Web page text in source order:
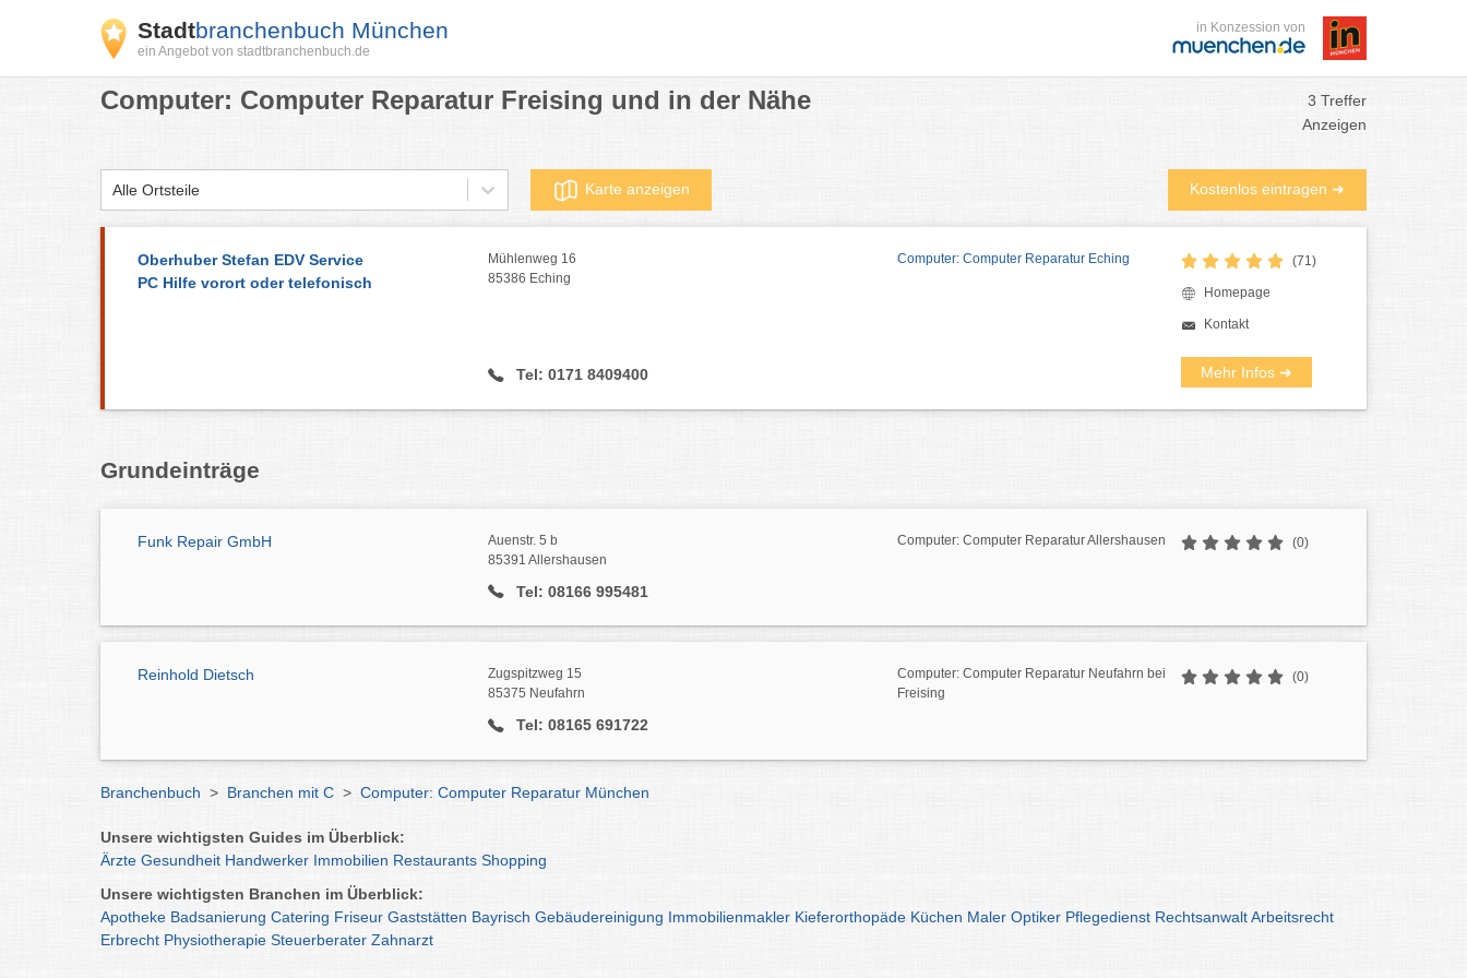
Stadtbranchenbuch München
ein Angebot von stadtbranchenbuch.de
in Konzession von
Computer: Computer Reparatur Freising und in der Nähe
3 Treffer
Anzeigen
Alle Ortsteile Karte anzeigen Kostenlos eintragen ➜
Oberhuber Stefan EDV Service
PC Hilfe vorort oder telefonisch
Mühlenweg 16
85386 Eching
Tel: 0171 8409400
Computer: Computer Reparatur Eching (71)
Homepage
Kontakt
Mehr Infos ➜
Grundeinträge
Funk Repair GmbH
Auenstr. 5 b
85391 Allershausen
Tel: 08166 995481
Computer: Computer Reparatur Allershausen (0)
Reinhold Dietsch
Zugspitzweg 15
85375 Neufahrn
Tel: 08165 691722
Computer: Computer Reparatur Neufahrn bei
Freising
(0)
Branchenbuch > Branchen mit C > Computer: Computer Reparatur München
Unsere wichtigsten Guides im Überblick:
Ärzte Gesundheit Handwerker Immobilien Restaurants Shopping
Unsere wichtigsten Branchen im Überblick:
Apotheke Badsanierung Catering Friseur Gaststätten Bayrisch Gebäudereinigung Immobilienmakler Kieferorthopäde Küchen Maler Optiker Pflegedienst RechtsanwaltArbeitsrecht
Erbrecht Physiotherapie Steuerberater Zahnarzt